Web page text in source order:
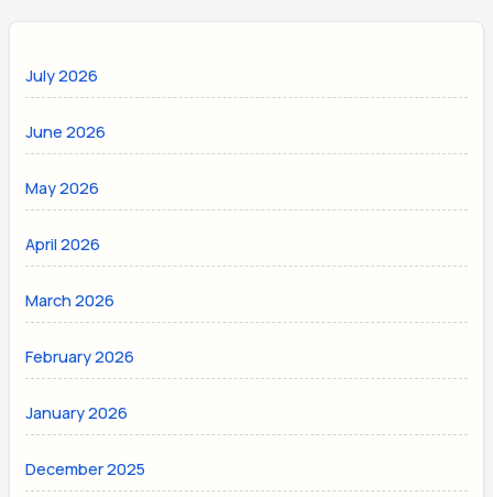
July 2026
June 2026
May 2026
April 2026
March 2026
February 2026
January 2026
December 2025